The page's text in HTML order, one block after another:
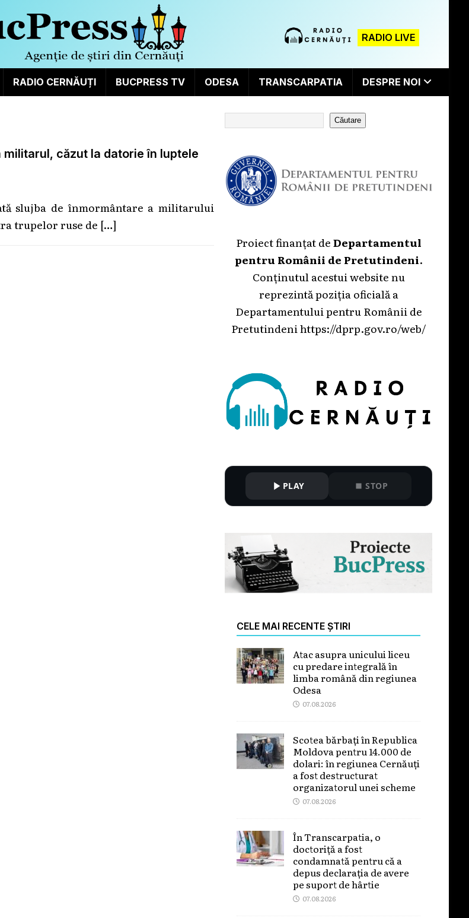
RADIO LIVE
RADIO CERNĂUȚI BUCPRESS TV ODESA TRANSCARPATIA DESPRE NOI
căzut la datorie în luptele
slujba de înmormântare a militarului
trupelor ruse de […]
Căutare
Proiect finanțat deDepartamentul
pentru Românii de Pretutindeni.
Conținutul acestui website nu
reprezintă poziția oficială a
Departamentului pentru Românii de
Pretutindenihttps://dprp.gov.ro/web/
PLAY STOP
CELE MAI RECENTE ȘTIRI
Atac asupra unicului liceu
cu predare integrală în
limba română din regiunea
Odesa
07.08.2026
Scotea bărbați în Republica
Moldova pentru 14.000 de
dolari: în regiunea Cernăuți
a fost destructurat
organizatorul unei scheme
07.08.2026
În Transcarpatia, o
doctoriță a fost
condamnată pentru că a
depus declarația de avere
pe suport de hârtie
07.08.2026